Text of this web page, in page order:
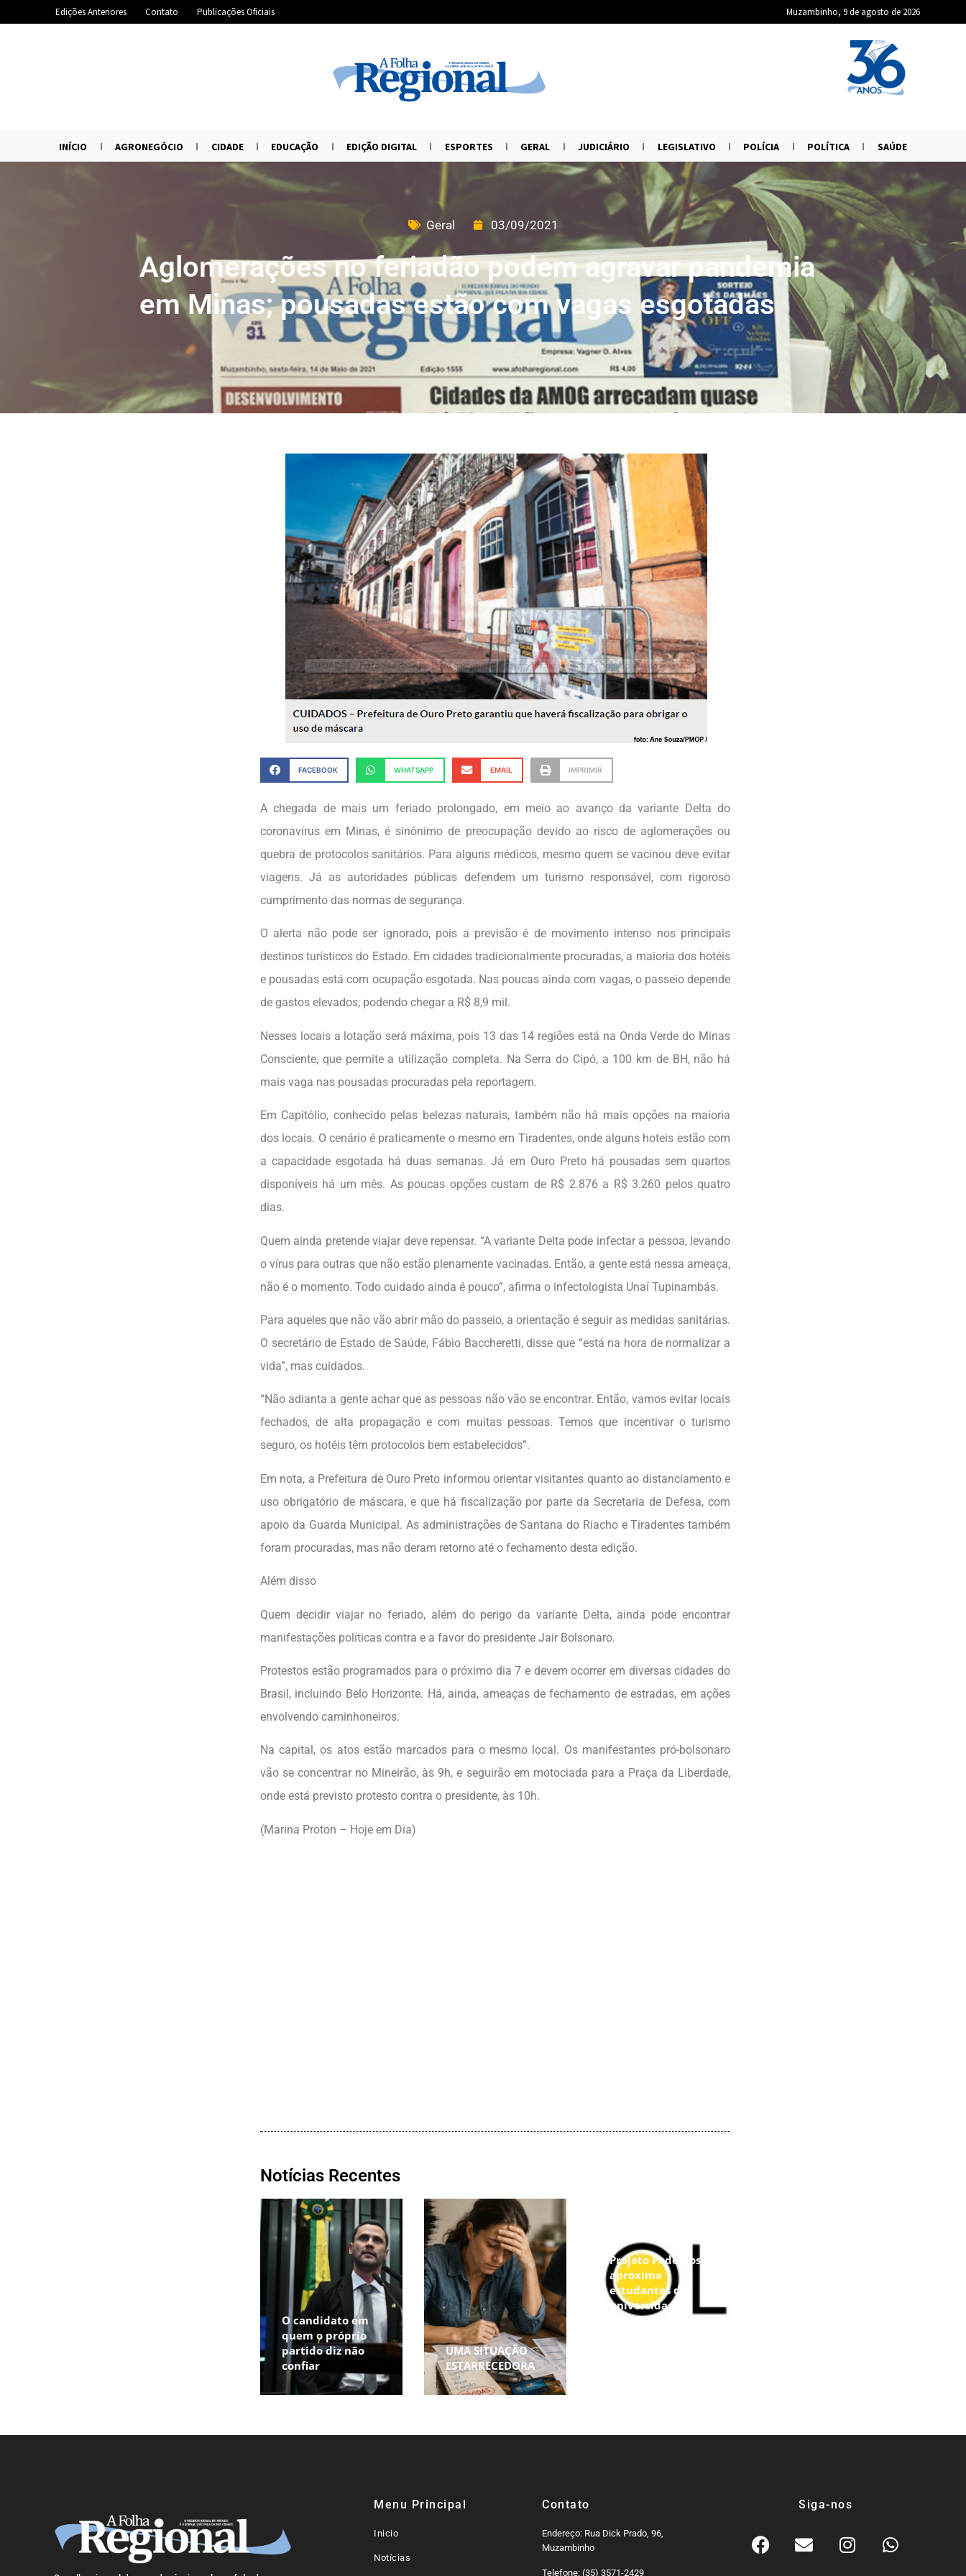
Edições Anteriores Contato Publicações Oficiais Muzambinho, 9 de agosto de 2026
INÍCIO AGRONEGÓCIO CIDADE EDUCAÇÃO EDIÇÃO DIGITAL ESPORTES GERAL JUDICIÁRIO LEGISLATIVO POLÍCIA POLÍTICA SAÚDE
Geral 03/09/2021
Aglomerações no feriadão podem agravar pandemia
em Minas; pousadas estão com vagas esgotadas
FACEBOOK WHATSAPP EMAIL IMPRIMIR
A chegada de mais um feriado prolongado, em meio ao avanço da variante Delta do
coronavírus em Minas, é sinônimo de preocupação devido ao risco de aglomerações ou
quebra de protocolos sanitários. Para alguns médicos, mesmo quem se vacinou deve evitar
viagens. Já as autoridades públicas defendem um turismo responsável, com rigoroso
cumprimento das normas de segurança.
O alerta não pode ser ignorado, pois a previsão é de movimento intenso nos principais
destinos turísticos do Estado. Em cidades tradicionalmente procuradas, a maioria dos hotéis
e pousadas está com ocupação esgotada. Nas poucas ainda com vagas, o passeio depende
de gastos elevados, podendo chegar a R$ 8,9 mil.
Nesses locais a lotação será máxima, pois 13 das 14 regiões está na Onda Verde do Minas
Consciente, que permite a utilização completa. Na Serra do Cipó, a 100 km de BH, não há
mais vaga nas pousadas procuradas pela reportagem.
Em Capitólio, conhecido pelas belezas naturais, também não há mais opções na maioria
dos locais. O cenário é praticamente o mesmo em Tiradentes, onde alguns hoteis estão com
a capacidade esgotada há duas semanas. Já em Ouro Preto há pousadas sem quartos
disponíveis há um mês. As poucas opções custam de R$ 2.876 a R$ 3.260 pelos quatro
dias.
Quem ainda pretende viajar deve repensar. “A variante Delta pode infectar a pessoa, levando
o vírus para outras que não estão plenamente vacinadas. Então, a gente está nessa ameaça,
não é o momento. Todo cuidado ainda é pouco”, afirma o infectologista Unaí Tupinambás.
Para aqueles que não vão abrir mão do passeio, a orientação é seguir as medidas sanitárias.
O secretário de Estado de Saúde, Fábio Baccheretti, disse que “está na hora de normalizar a
vida”, mas cuidados.
“Não adianta a gente achar que as pessoas não vão se encontrar. Então, vamos evitar locais
fechados, de alta propagação e com muitas pessoas. Temos que incentivar o turismo
seguro, os hotéis têm protocolos bem estabelecidos”.
Em nota, a Prefeitura de Ouro Preto informou orientar visitantes quanto ao distanciamento e
uso obrigatório de máscara, e que há fiscalização por parte da Secretaria de Defesa, com
apoio da Guarda Municipal. As administrações de Santana do Riacho e Tiradentes também
foram procuradas, mas não deram retorno até o fechamento desta edição.
Além disso
Quem decidir viajar no feriado, além do perigo da variante Delta, ainda pode encontrar
manifestações políticas contra e a favor do presidente Jair Bolsonaro.
Protestos estão programados para o próximo dia 7 e devem ocorrer em diversas cidades do
Brasil, incluindo Belo Horizonte. Há, ainda, ameaças de fechamento de estradas, em ações
envolvendo caminhoneiros.
Na capital, os atos estão marcados para o mesmo local. Os manifestantes pró-bolsonaro
vão se concentrar no Mineirão, às 9h, e seguirão em motociada para a Praça da Liberdade,
onde está previsto protesto contra o presidente, às 10h.
(Marina Proton – Hoje em Dia)
Notícias Recentes
O candidato em
quem o próprio
partido diz não
confiar
UMA SITUAÇÃO
ESTARRECEDORA
Projeto Podemos
aproxima
estudantes das
universidades
federais e amplia
Menu Principal
Inicio
Notícias
Contato
Endereço: Rua Dick Prado, 96,
Muzambinho
Telefone: (35) 3571-2429
Siga-nos